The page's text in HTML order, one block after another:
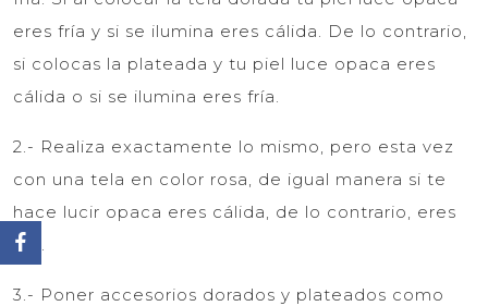
eres fría y si se ilumina eres cálida. De lo contrario,
si colocas la plateada y tu piel luce opaca eres
cálida o si se ilumina eres fría.
2.- Realiza exactamente lo mismo, pero esta vez
con una tela en color rosa, de igual manera si te
hace lucir opaca eres cálida, de lo contrario, eres
fría.
3.- Poner accesorios dorados y plateados como